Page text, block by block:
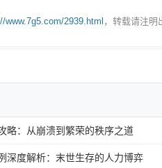
www.7g5.com/2939.html ，转载请注明
略：从崩溃到繁荣的秩序之道
深度解析：末世生存的人力博弈